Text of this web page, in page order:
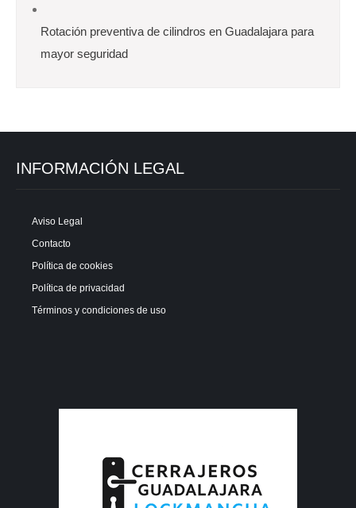
Rotación preventiva de cilindros en Guadalajara para
mayor seguridad
INFORMACIÓN LEGAL
Aviso Legal
Contacto
Política de cookies
Política de privacidad
Términos y condiciones de uso